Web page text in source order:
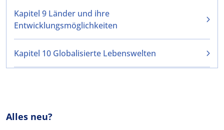
Kapitel 9 Länder und ihre
Entwicklungsmöglichkeiten
Kapitel 10 Globalisierte Lebenswelten
Alles neu?